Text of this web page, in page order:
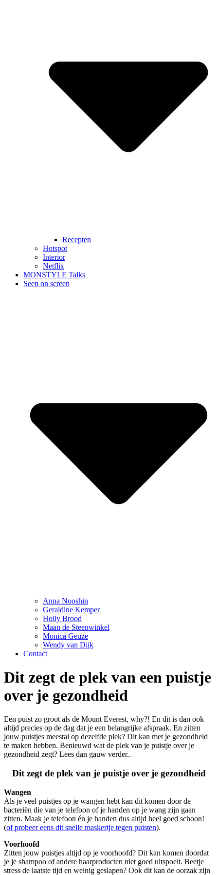
Recepten
Hotspot
Interior
Netflix
MONSTYLE Talks
Seen on screen
Anna Nooshin
Geraldine Kemper
Holly Brood
Maan de Steenwinkel
Monica Geuze
Wendy van Dijk
Contact
Dit zegt de plek van een puistje
over je gezondheid
Een puist zo groot als de Mount Everest, why?! En dit is dan ook
altijd precies op de dag dat je een belangrijke afspraak. En zitten
jouw puistjes meestal op dezelfde plek? Dit kan met je gezondheid
te maken hebben. Benieuwd wat de plek van je puistje over je
gezondheid zegt? Lees dan gauw verder..
Dit zegt de plek van je puistje over je gezondheid
Wangen
Als je veel puistjes op je wangen hebt kan dit komen door de
bacteriën die van je telefoon of je handen op je wang zijn gaan
zitten. Maak je telefoon én je handen dus altijd heel goed schoon!
(of probeer eens dit snelle maskertje tegen puisten).
Voorhoofd
Zitten jouw puistjes altijd op je voorhoofd? Dit kan komen doordat
je je shampoo of andere haarproducten niet goed uitspoelt. Beetje
stress de laatste tijd en weinig geslapen? Ook dit kan de oorzak zijn